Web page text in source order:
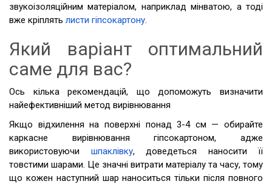
звукоізоляційним матеріалом, наприклад мінватою, а тоді
вже кріплять листи гіпсокартону.
Який варіант оптимальний
саме для вас?
Ось кілька рекомендацій, що допоможуть визначити
найефективніший метод вирівнювання
Якщо відхилення на поверхні понад 3-4 см — обирайте
каркасне вирівнювання гіпсокартоном, адже
використовуючи шпаклівку, доведеться наносити її
товстими шарами. Це значні витрати матеріалу та часу, тому
що кожен наступний шар наноситься тільки після повного